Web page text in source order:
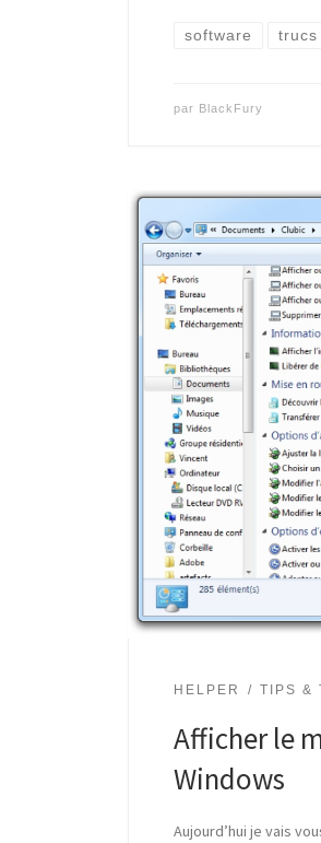
software trucs
par BlackFury
HELPER TIPS &
Afficher le
Windows
Aujourd’hui je vais